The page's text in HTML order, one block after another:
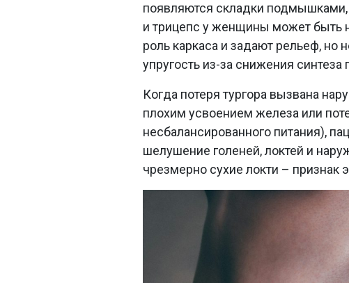
появляются складки
и трицепс у женщины может
роль каркаса и задают рельеф, но
упругость из-за снижения синтеза
Когда потеря тургора вызвана
плохим усвоением железа или
несбалансированного питания),
шелушение голеней, локтей и
чрезмерно сухие локти – признак